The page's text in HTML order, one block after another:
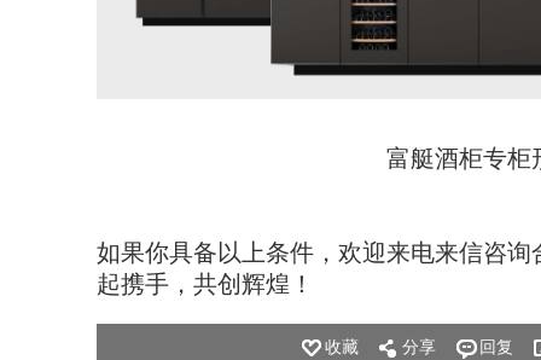
富艇酒柜专柜形
如果你具备以上条件，欢迎来电来信咨
起携手，共创辉煌！
收藏 分享 回复